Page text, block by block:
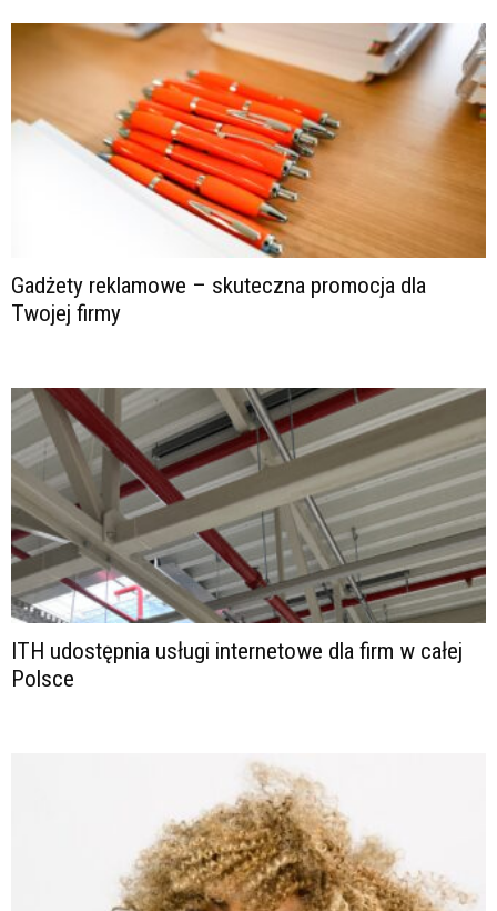
Gadżety reklamowe – skuteczna promocja dla
Twojej firmy
ITH udostępnia usługi internetowe dla firm w całej
Polsce